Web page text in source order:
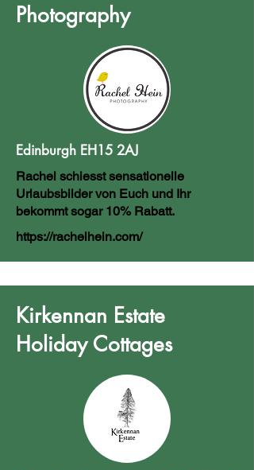
Photography
Edinburgh EH15 2AJ
Rachel schiesst sensationelle
Urlaubsbilder von Euch und Ihr
bekommt sogar 10% Rabatt.
https://rachelhein.com/
Kirkennan Estate
Holiday Cottages